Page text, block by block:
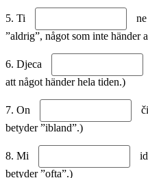
5. Ti
”aldrig”, något som inte händer
6. Djeca
att något händer hela tiden.)
7. On
betyder ”ibland”.)
8. Mi
betyder ”ofta”.)